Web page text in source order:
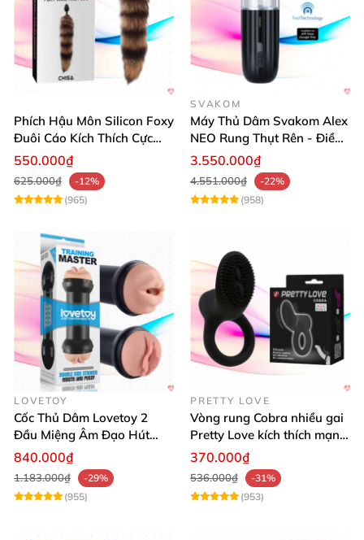
Phích Hậu Môn Silicon Foxy
Đuôi Cáo Kích Thích Cực
Đỉnh
550.000₫
625.000₫
-12%
(965)
SVAKOM
Máy Thủ Dâm Svakom Alex
NEO Rung Thụt Rên - Điều
Khiển App, Siêu Phê
3.550.000₫
4.551.000₫
-22%
(958)
LOVETOY
Cốc Thủ Dâm Lovetoy 2
Đầu Miệng Âm Đạo Hút
Thăng Hoa
840.000₫
1.183.000₫
-29%
(955)
PRETTY LOVE
Vòng rung Cobra nhiều gai
Pretty Love kích thích mạnh
tăng khoái cảm
370.000₫
536.000₫
-31%
(953)